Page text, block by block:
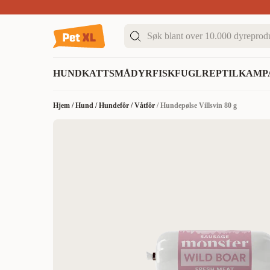
HUNDKATTSMÅDYRFISKFUGLREPTIL
Hjem /Hund /Hundefôr /Våtfôr /Hundepølse Villsvin 80 g